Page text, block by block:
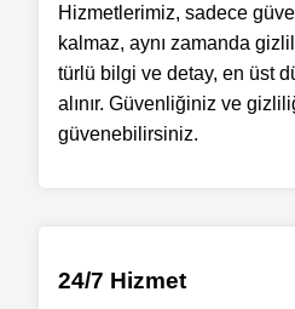
Hizmetlerimiz, sadece
kalmaz, aynı zamanda
türlü bilgi ve detay, en üst
alınır. Güvenliğiniz ve
güvenebilirsiniz.
24/7 Hizmet